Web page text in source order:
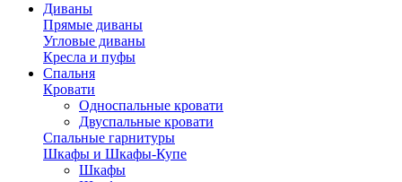
Диваны
Прямые диваны
Угловые диваны
Кресла и пуфы
Спальня
Кровати
Односпальные кровати
Двуспальные кровати
Спальные гарнитуры
Шкафы и Шкафы-Купе
Шкафы